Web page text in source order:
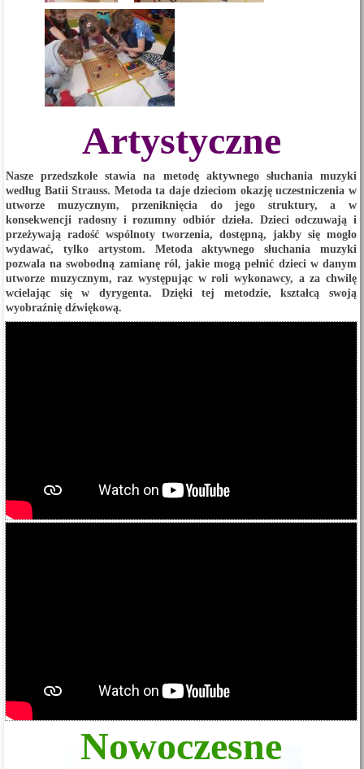
Artystyczne
Nasze przedszkole stawia na metodę aktywnego słuchania muzyki
według Batii Strauss. Metoda ta daje dzieciom okazję uczestniczenia w
utworze muzycznym, przeniknięcia do jego struktury, a w
konsekwencji radosny i rozumny odbiór dzieła. Dzieci odczuwają i
przeżywają radość wspólnoty tworzenia, dostępną, jakby się mogło
wydawać, tylko artystom. Metoda aktywnego słuchania muzyki
pozwala na swobodną zamianę ról, jakie mogą pełnić dzieci w danym
utworze muzycznym, raz występując w roli wykonawcy, a za chwilę
wcielając się w dyrygenta. Dzięki tej metodzie, kształcą swoją
wyobraźnię dźwiękową.
Nowoczesne